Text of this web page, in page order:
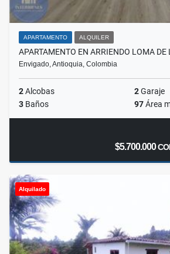
APARTAMENTO ALQUILER
APARTAMENTO EN ARRIENDO LOMA DE
Envigado, Antioquia, Colombia
2Alcobas 2Garaje
3 Baños 97Área
$5.700.000
Alquilado